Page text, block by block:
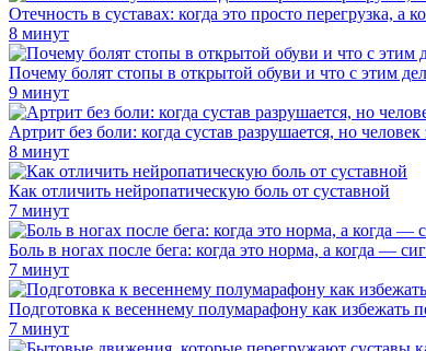
Отечность в суставах: когда это просто перегрузка, а
8 минут
Почему болят стопы в открытой обуви и что с этим
9 минут
Артрит без боли: когда сустав разрушается, но человек
8 минут
Как отличить нейропатическую боль от суставной
7 минут
Боль в ногах после бега: когда это норма, а когда —
7 минут
Подготовка к весеннему полумарафону как избежать
7 минут